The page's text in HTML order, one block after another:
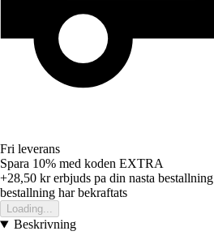
Fri leverans
Spara 10% med koden EXTRA
+28,50 krerbjuds pa din nasta bestallning
bestallning har bekraftats
Loading...
Beskrivning